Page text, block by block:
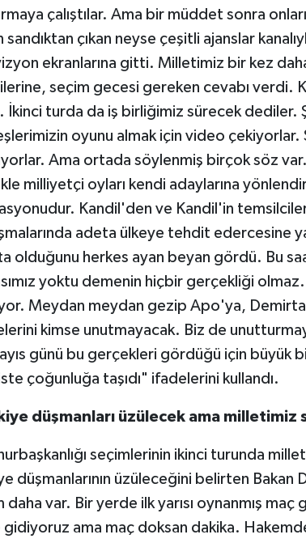
çalıştılar. Ama bir müddet sonra
sandıktan çıkan neyse çeşitli ajanslar
ekranlarına gitti. Milletimiz bir kez
seçim gecesi gereken cevabı verdi.
İkinci turda da iş birliğimiz sürecek dediler.
oyunu almak için video
Ama ortada söylenmiş birçok söz
milliyetçi oyları kendi adaylarına
Kandil'den ve Kandil'in
adeta ülkeye tehdit edercesine
olduğunu herkes ayan beyan gördü. Bu
yoktu demenin hiçbir gerçekliği
Meydan meydan gezip Apo'ya,
kimse unutmayacak. Biz de
günü bu gerçekleri gördüğü için büyük
çoğunluğa taşıdı" ifadelerini kullandı.
düşmanları üzülecek ama milletimiz
seçimlerinin ikinci turunda
düşmanlarının üzüleceğini belirten
daha var. Bir yerde ilk yarısı oynanmış
gidiyoruz ama maç doksan dakika.